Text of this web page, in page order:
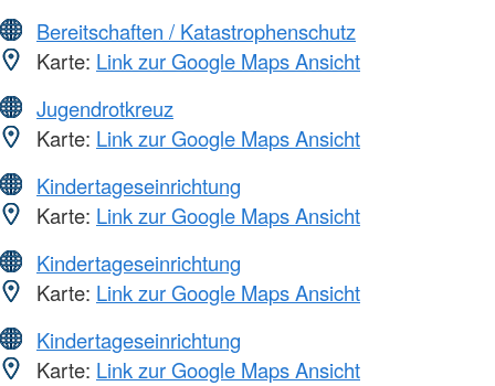
Bereitschaften / Katastrophenschutz
Karte: Link zur Google Maps Ansicht
Jugendrotkreuz
Karte: Link zur Google Maps Ansicht
Kindertageseinrichtung
Karte: Link zur Google Maps Ansicht
Kindertageseinrichtung
Karte: Link zur Google Maps Ansicht
Kindertageseinrichtung
Karte: Link zur Google Maps Ansicht